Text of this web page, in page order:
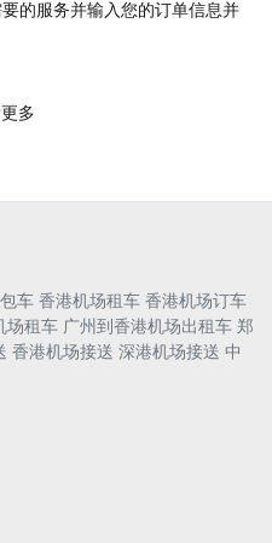
的服务并输入您的订单信息并
多
车 香港机场租车 香港机场订车
场租车 广州到香港机场出租车 郑
香港机场接送 深港机场接送 中